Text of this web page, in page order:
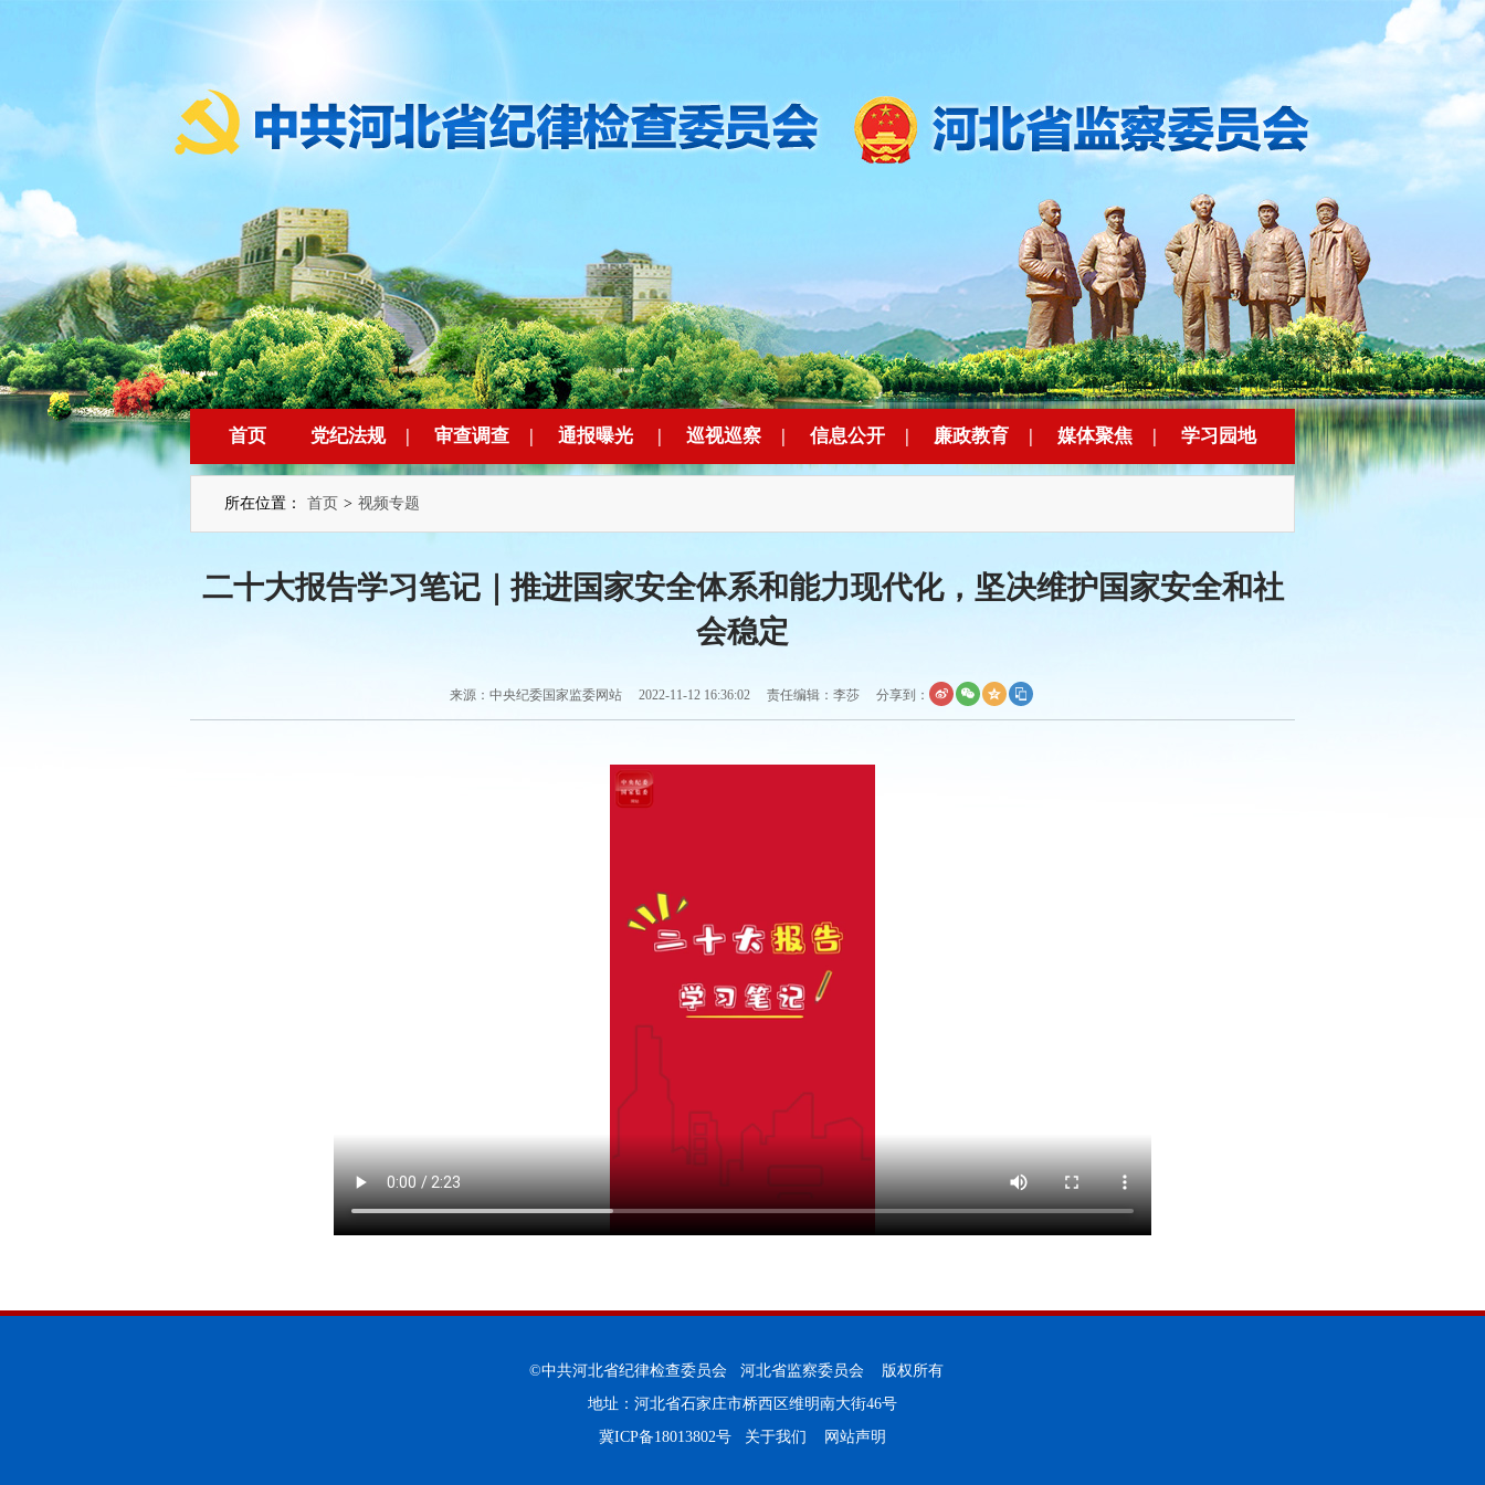
首页 党纪法规 | 审查调查 | 通报曝光 | 巡视巡察 | 信息公开 | 廉政教育 | 媒体聚焦 | 学习园地
所在位置： 首页 > 视频专题
二十大报告学习笔记｜推进国家安全体系和能力现代化，坚决维护国家安全和社
会稳定
来源：中央纪委国家监委网站 2022-11-12 16:36:02 责任编辑：李莎 分享到：
©中共河北省纪律检查委员会 河北省监察委员会 版权所有
地址：河北省石家庄市桥西区维明南大街46号
冀ICP备18013802号
关于我们 网站声明